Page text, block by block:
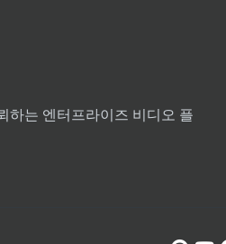
하는 엔터프라이즈 비디오 플